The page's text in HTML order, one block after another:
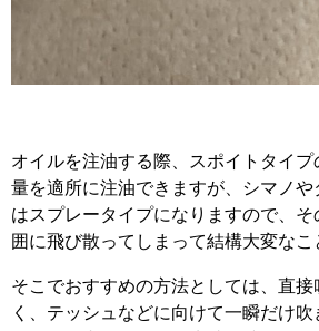
オイルを注油する際、スポイトタイ
量を適所に注油できますが、シマノ
はスプレータイプになりますので、
囲に飛び散ってしまって結構大変なこ
そこでおすすめの方法としては、直
く、テッシュなどに向けて一瞬だけ